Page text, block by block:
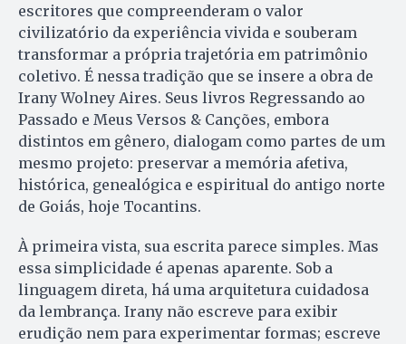
escritores que compreenderam o valor
civilizatório da experiência vivida e souberam
transformar a própria trajetória em patrimônio
coletivo. É nessa tradição que se insere a obra de
Irany Wolney Aires. Seus livros Regressando ao
Passado e Meus Versos & Canções, embora
distintos em gênero, dialogam como partes de um
mesmo projeto: preservar a memória afetiva,
histórica, genealógica e espiritual do antigo norte
de Goiás, hoje Tocantins.
À primeira vista, sua escrita parece simples. Mas
essa simplicidade é apenas aparente. Sob a
linguagem direta, há uma arquitetura cuidadosa
da lembrança. Irany não escreve para exibir
erudição nem para experimentar formas; escreve